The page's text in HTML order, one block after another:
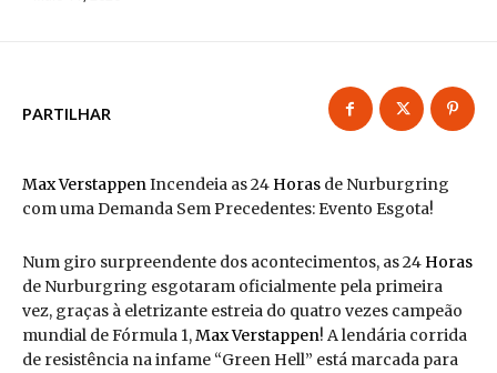
PARTILHAR
Max VerstappenIncendeia as 24 Horas de Nurburgring
com uma Demanda Sem Precedentes: Evento Esgota!
Num giro surpreendente dos acontecimentos, as 24 Horas
de Nurburgring esgotaram oficialmente pela primeira
vez, graças à eletrizante estreia do quatro vezes campeão
mundial de Fórmula 1,Max Verstappen! A lendária corrida
de resistência na infame “Green Hell” está marcada para